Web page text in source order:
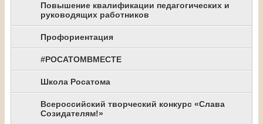
Повышение квалификации педагогических и
руководящих работников
Профориентация
#РОСАТОМВМЕСТЕ
Школа Росатома
Всероссийский творческий конкурс «Слава
Созидателям!»